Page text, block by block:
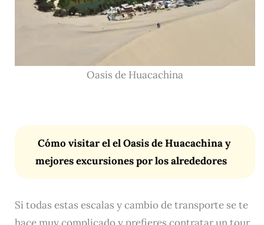
Oasis de Huacachina
Cómo visitar el el Oasis de Huacachina y
mejores excursiones por los alrededores
Si todas estas escalas y cambio de transporte se te